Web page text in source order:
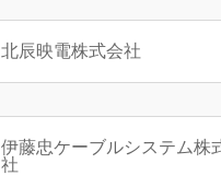
北辰映電株式会社
伊藤忠ケーブルシステム株
社